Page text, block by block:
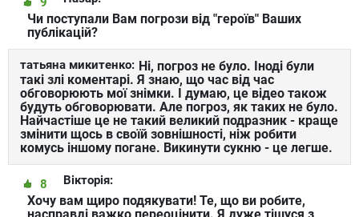
Чи поступали Вам погрози від "героїв" Ваших
публікацій?
татьяна микитенко: Ні, погроз не було. Іноді були
такі злі коментарі. Я знаю, що час від час
обговорюють мої знімки. І думаю, це відео також
будуть обговорювати. Але погроз, як таких не було.
Найчастіше це не такий великий подразник - краще
змінити щось в своїй зовнішності, ніж робити
комусь іншому погане. Викинути сукню - це легше.
Вікторія:
8
Хочу вам щиро подякувати! Те, що ви робите,
насправді важко переоцінити. Я дуже тішуся з